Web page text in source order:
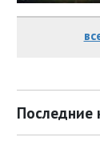
Последние